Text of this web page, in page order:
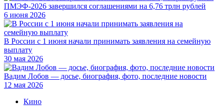
ПМЭФ-2026 завершился соглашениями на 6,76 трлн рублей
6 июня 2026
В России с 1 июня начали принимать заявления на семейную
выплату
30 мая 2026
Вадим Лобов — досье, биография, фото, последние новости
12 мая 2026
Кино